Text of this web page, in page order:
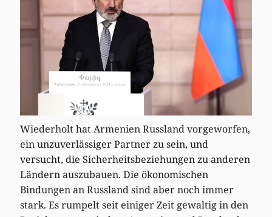
Wiederholt hat Armenien Russland vorgeworfen,
ein unzuverlässiger Partner zu sein, und
versucht, die Sicherheitsbeziehungen zu anderen
Ländern auszubauen. Die ökonomischen
Bindungen an Russland sind aber noch immer
stark. Es rumpelt seit einiger Zeit gewaltig in den